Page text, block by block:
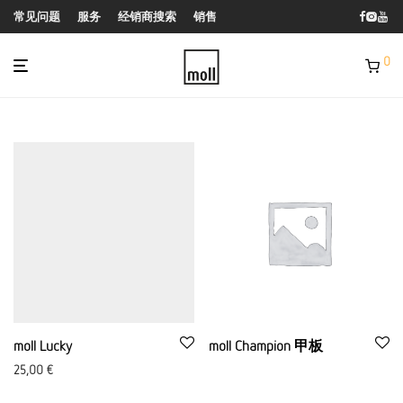
常见问题 服务 经销商搜索 销售
0
moll Lucky
25,00 €
moll Champion 甲板